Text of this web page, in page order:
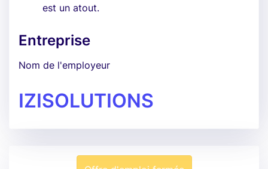
est un atout.
Entreprise
Nom de l'employeur
IZISOLUTIONS